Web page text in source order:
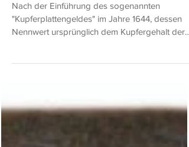
Lexikon: Kreditivsedlar
Nach der Einführung des sogenannten
"Kupferplattengeldes" im Jahre 1644, dessen
Platten...